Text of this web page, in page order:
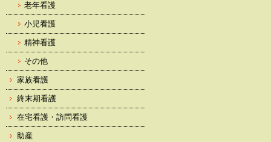
老年看護
小児看護
精神看護
その他
家族看護
終末期看護
在宅看護・訪問看護
助産